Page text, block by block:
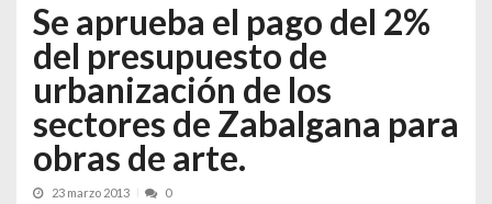
Se aprueba el pago del 2%
del presupuesto de
urbanización de los
sectores de Zabalgana para
obras de arte.
23 marzo 2013 0